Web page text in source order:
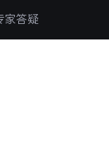
家答疑